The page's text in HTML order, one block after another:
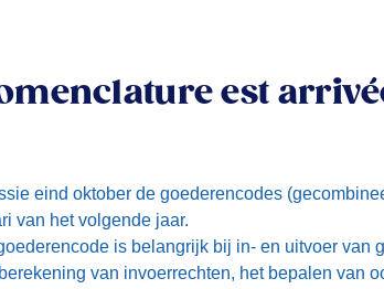
est
eind oktober de goederencodes
van het volgende jaar.
is belangrijk bij in- en uitvoer van
van invoerrechten, het bepalen van